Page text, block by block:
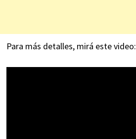
Para más detalles, mirá este video: